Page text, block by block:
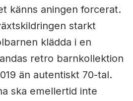
känns aningen forcerat.
starkt
klädda i en
retro barnkollektion
än autentiskt 70-tal.
ska emellertid inte